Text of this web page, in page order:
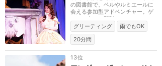
の図書館で、ベルやルミエールに
会える参加型アドベンチャー。ゲ
ストの中から野獣...
グリーティング
雨でもOK
20分間
13位